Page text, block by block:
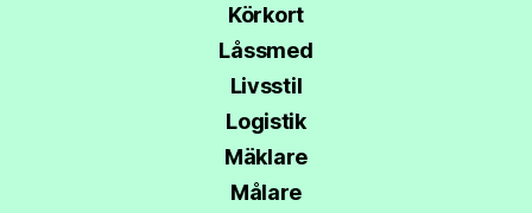
Körkort
Låssmed
Livsstil
Logistik
Mäklare
Målare